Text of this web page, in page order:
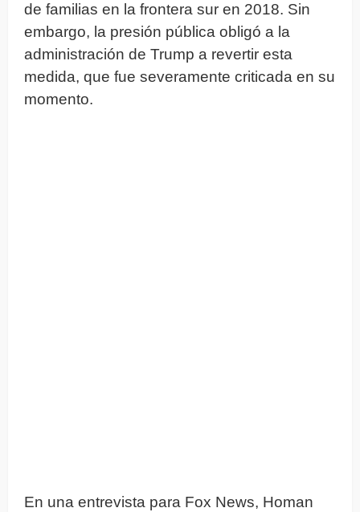
de familias en la frontera sur en 2018. Sin
embargo, la presión pública obligó a la
administración de Trump a revertir esta
medida, que fue severamente criticada en su
momento.
En una entrevista para Fox News, Homan